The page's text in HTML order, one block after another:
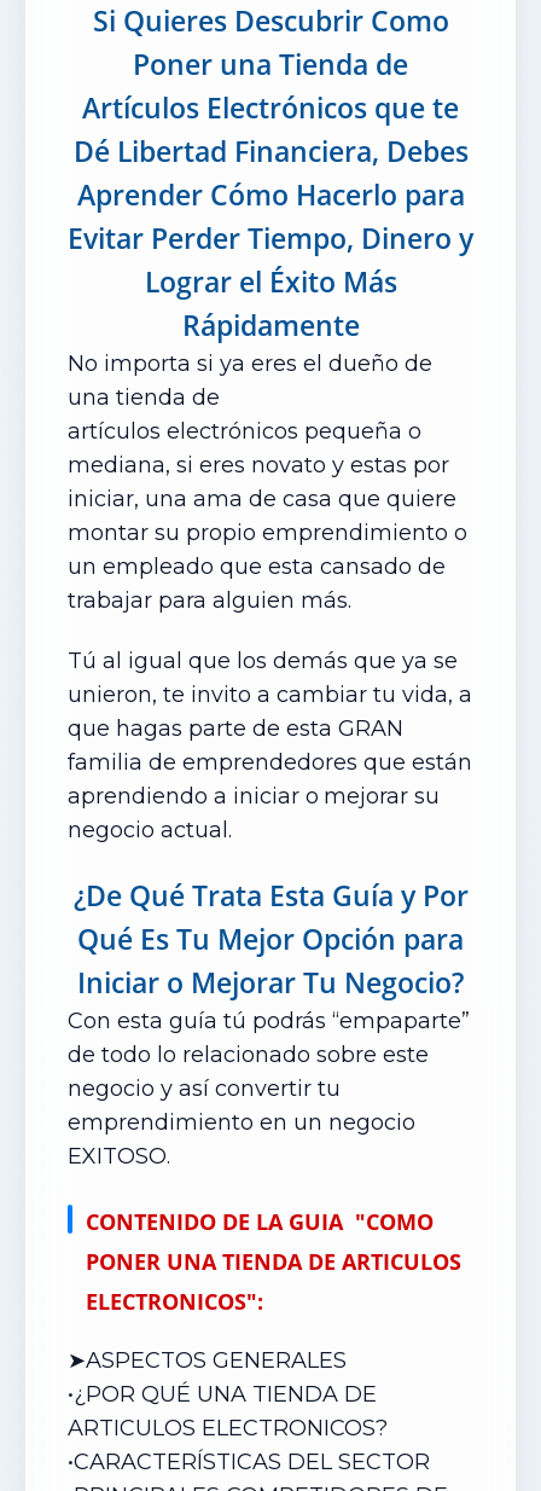
Si Quieres Descubrir Como
Poner una Tienda de
Artículos Electrónicos que te
Dé Libertad Financiera, Debes
Aprender Cómo Hacerlo para
Evitar Perder Tiempo, Dinero y
Lograr el Éxito Más
Rápidamente
No importa si ya eres el dueño de
una tienda de
artículos electrónicos pequeña o
mediana, si eres novato y estas por
iniciar, una ama de casa que quiere
montar su propio emprendimiento o
un empleado que esta cansado de
trabajar para alguien más.
Tú al igual que los demás que ya se
unieron, te invito a cambiar tu vida, a
que hagas parte de esta GRAN
familia de emprendedores que están
aprendiendo a iniciar o mejorar su
negocio actual.
¿De Qué Trata Esta Guía y Por
Qué Es Tu Mejor Opción para
Iniciar o Mejorar Tu Negocio?
Con esta guía tú podrás “empaparte”
de todo lo relacionado sobre este
negocio y así convertir tu
emprendimiento en un negocio
EXITOSO.
CONTENIDO DE LA GUIA "COMO
PONER UNA TIENDA DE ARTICULOS
ELECTRONICOS":
➤ASPECTOS GENERALES
•¿POR QUÉ UNA TIENDA DE
ARTICULOS ELECTRONICOS?
•CARACTERÍSTICAS DEL SECTOR